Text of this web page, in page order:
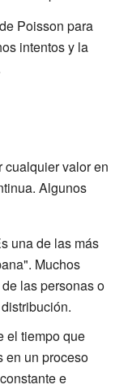
Poisson para
intentos y la
cualquier valor en
Algunos
una de las más
Muchos
las personas o
el tiempo que
en un proceso
e